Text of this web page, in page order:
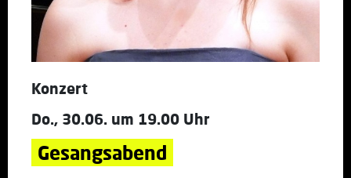
Konzert
Do., 30.06. um 19.00 Uhr
Gesangsabend